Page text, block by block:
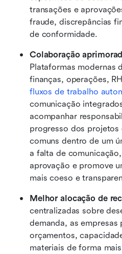
transações e
fraude, discrepâncias
de conformidade.
Plataformas modernas
fluxos de trabalho
comunicação
acompanhar
progresso dos projetos
comuns dentro de um
a falta de
aprovação e promove
mais coeso e
Melhor alocação de
centralizadas sobre
demanda, as empresas
orçamentos,
materiais de forma